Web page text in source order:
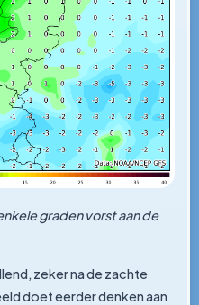
graden vorst aan de
zeker na de zachte
doet eerder denken aan